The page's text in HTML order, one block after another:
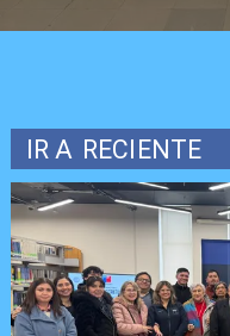
IR A RECIENTE